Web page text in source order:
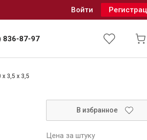
3,5 x 3,5
В избранное
Цена за штуку
Войти
836-87-97
и водоотведение